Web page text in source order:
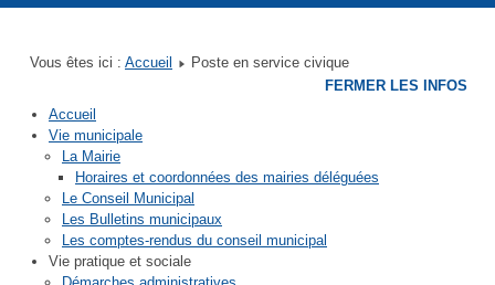
Mairie de Quettreville sur Sienne
Mairie de Contrières
Mairie de Guéhébert
Mairie de Hérenguerville
Mairie de Hyenville
Mairie de Trelly
Vous êtes ici : Accueil Poste en service civique
Accueil
Vie municipale
La Mairie
Horaires et coordonnées des mairies déléguées
Le Conseil Municipal
Les Bulletins municipaux
Les comptes-rendus du conseil municipal
Vie pratique et sociale
FERMER LES INFOS